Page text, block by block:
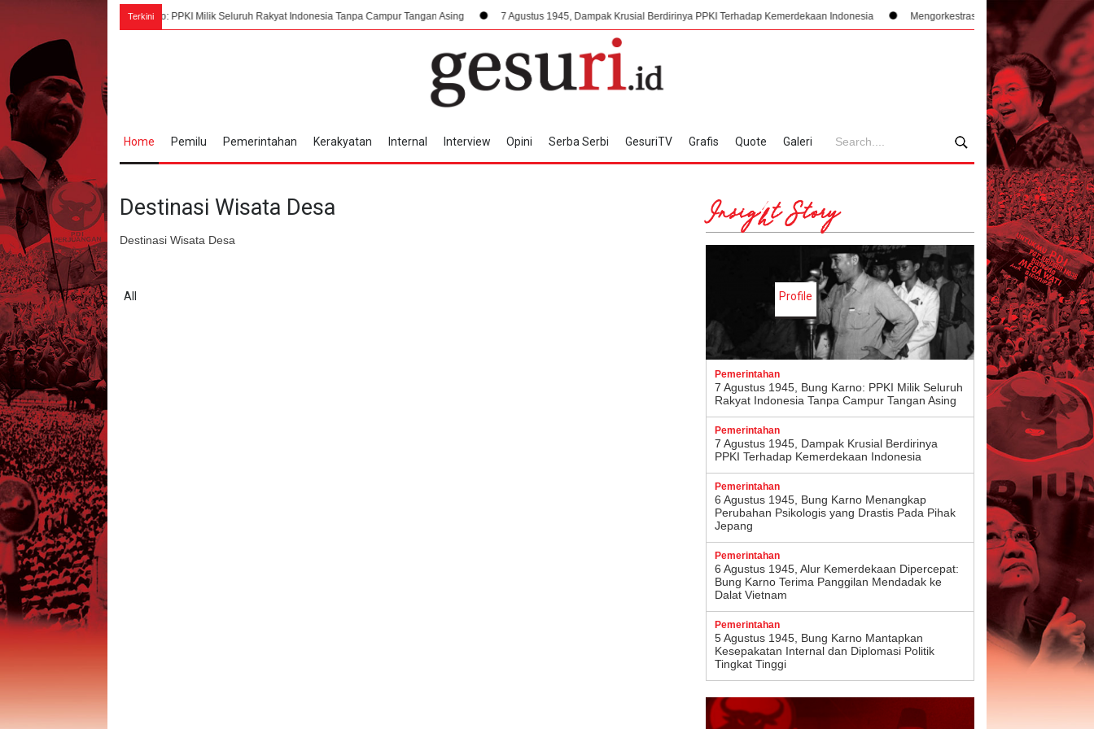
Terkini
1945, Bung Karno: PPKI Milik Seluruh Rakyat Indonesia Tanpa Campur Tangan Asing 7 Agustus 1945, Dampak Krusial Berdirinya PPKI Terhadap Kemerdekaan Indonesia Mengorkestrasi Faksi, Sukarno, PPKI, dan
Home Pemilu Pemerintahan Kerakyatan Internal Interview Opini Serba Serbi GesuriTV Grafis Quote Galeri
Destinasi Wisata Desa
Destinasi Wisata Desa
All Profile
Insight Story
Pemerintahan
7 Agustus 1945, Bung Karno: PPKI Milik Seluruh
Rakyat Indonesia Tanpa Campur Tangan Asing
Pemerintahan
7 Agustus 1945, Dampak Krusial Berdirinya
PPKI Terhadap Kemerdekaan Indonesia
Pemerintahan
6 Agustus 1945, Bung Karno Menangkap
Perubahan Psikologis yang Drastis Pada Pihak
Jepang
Pemerintahan
6 Agustus 1945, Alur Kemerdekaan Dipercepat:
Bung Karno Terima Panggilan Mendadak ke
Dalat Vietnam
Pemerintahan
5 Agustus 1945, Bung Karno Mantapkan
Kesepakatan Internal dan Diplomasi Politik
Tingkat Tinggi